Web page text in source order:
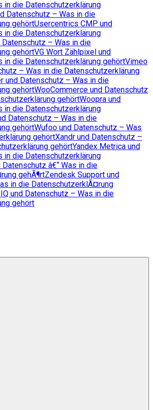
in die Datenschutzerklärung
Datenschutz – Was in die
gehörtUsercentrics CMP und
in die Datenschutzerklärung
– Was in die
gehörtVG Wort Zählpixel und
in die Datenschutzerklärung gehörtVimeo
– Was in die Datenschutzerklärung
und Datenschutz – Was in die
gehörtWooCommerce und Datenschutz
gehörtWoopra und
in die Datenschutzerklärung
Datenschutz – Was in die
gehörtWufoo und Datenschutz – Was
gehörtXandr und Datenschutz –
gehörtYandex Metrica und
in die Datenschutzerklärung
Datenschutz â€“ Was in die
gehÃ¶rtZendesk Support und
in die DatenschutzerklÃ¤rung
und Datenschutz – Was in die
gehört